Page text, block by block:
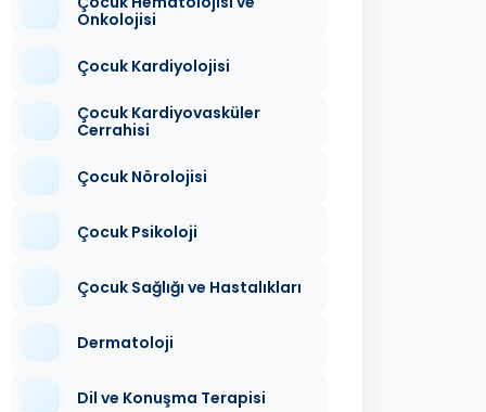
Onkolojisi
Çocuk Kardiyolojisi
Çocuk Kardiyovasküler
Cerrahisi
Çocuk Nörolojisi
Çocuk Psikoloji
Çocuk Sağlığı ve Hastalıkları
Dermatoloji
Dil ve Konuşma Terapisi